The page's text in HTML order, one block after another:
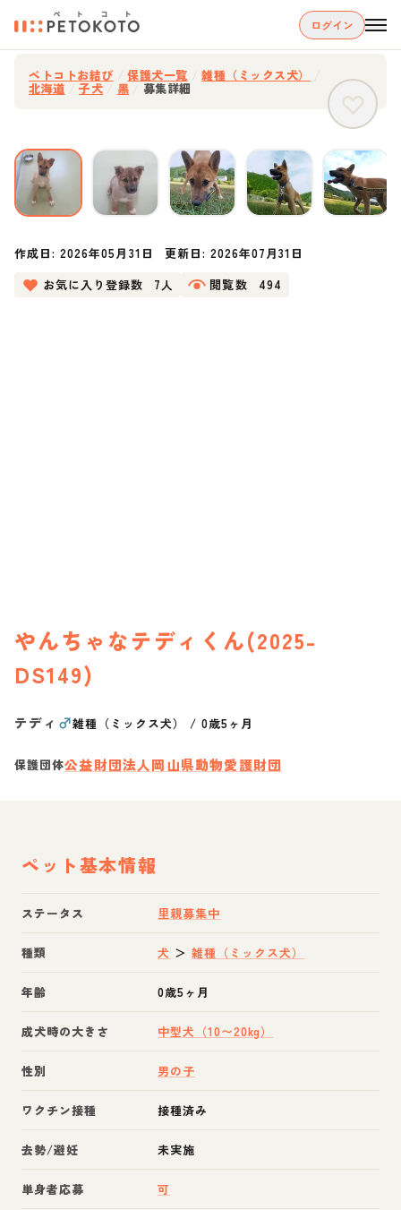
ログイン
ペトコトお結び 保護犬一覧 雑種（ミックス犬）
北海道 子犬 黒 募集詳細
作成日:2026年05月31日 更新日: 2026年07月31日
お気に入り登録数
7人 閲覧数 494
やんちゃなテディくん(2025-
DS149)
テディ ♂雑種（ミックス犬） /0歳5ヶ月
保護団体公益財団法人岡山県動物愛護財団
ペット基本情報
ステータス 里親募集中
種類 犬 ＞雑種（ミックス犬）
年齢 0歳5ヶ月
成犬時の大きさ 中型犬（10〜20kg）
性別 男の子
ワクチン接種 接種済み
去勢/避妊 未実施
単身者応募 可